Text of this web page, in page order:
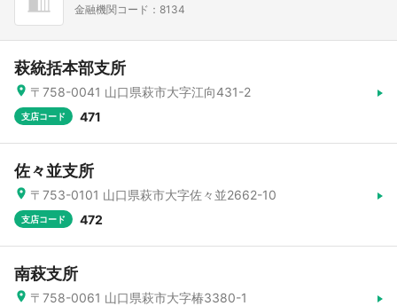
金融機関コード：8134
萩統括本部支所
〒758-0041 山口県萩市大字江向431-2
支店コード 471
佐々並支所
〒753-0101 山口県萩市大字佐々並2662-10
支店コード 472
南萩支所
〒758-0061 山口県萩市大字椿3380-1